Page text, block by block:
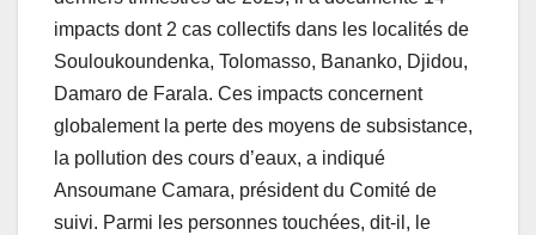
impacts dont 2 cas collectifs dans les localités de
Souloukoundenka, Tolomasso, Bananko, Djidou,
Damaro de Farala. Ces impacts concernent
globalement la perte des moyens de subsistance,
la pollution des cours d’eaux, a indiqué
Ansoumane Camara, président du Comité de
suivi. Parmi les personnes touchées, dit-il, le